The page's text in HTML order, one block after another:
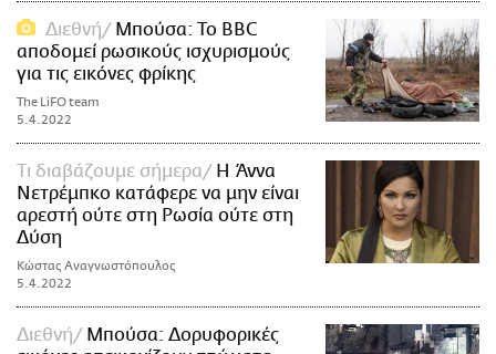
Διεθνή
Μπούσα: To BBC
αποδομεί ρωσικούς ισχυρισμούς
για τις εικόνες φρίκης
The LiFO team
5.4.2022
Τι διαβάζουμε σήμερα
Η Άννα
Νετρέμπκο κατάφερε να μην είναι
αρεστή ούτε στη Ρωσία ούτε στη
Δύση
Κώστας Αναγνωστόπουλος
5.4.2022
Διεθνή
Μπούσα: Δορυφορικές